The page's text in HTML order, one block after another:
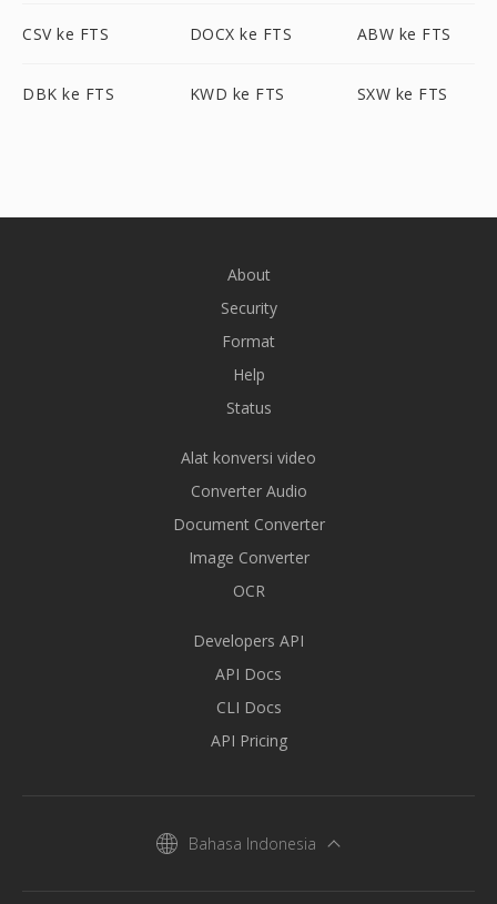
CSV ke FTS DOCX ke FTS ABW ke FTS
DBK ke FTS KWD ke FTS SXW ke FTS
About
Security
Format
Help
Status
Alat konversi video
Converter Audio
Document Converter
Image Converter
OCR
Developers API
API Docs
CLI Docs
API Pricing
Bahasa Indonesia